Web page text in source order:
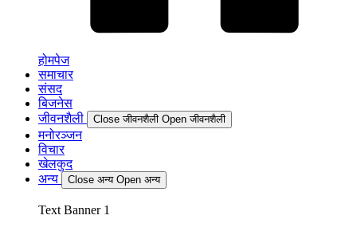
होमपेज
समाचार
संसद
बिजनेस
जीवनशैली
Close जीवनशैली Open जीवनशैली
मनोरञ्जन
विचार
खेलकुद
अन्य
Close अन्य Open अन्य
Text Banner 1